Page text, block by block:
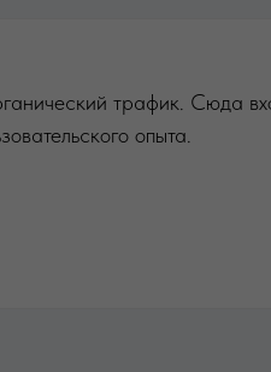
трафик. Сюда
опыта.